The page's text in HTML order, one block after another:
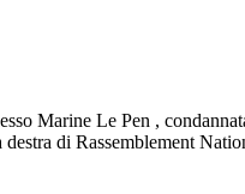
Marine Le Pen ,
di Rassemblement